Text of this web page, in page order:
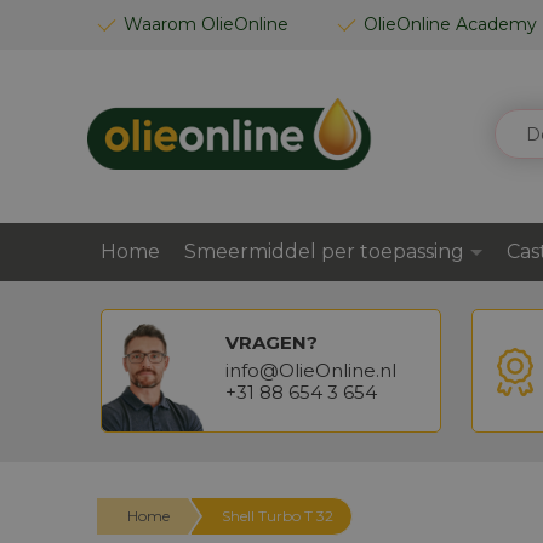
Waarom OlieOnline OlieOnline Academy
GA
ZOEK
Home Smeermiddel per toepassing
VRAGEN?
info@OlieOnline.nl
+31 88 654 3 654
Home Shell Turbo T 32